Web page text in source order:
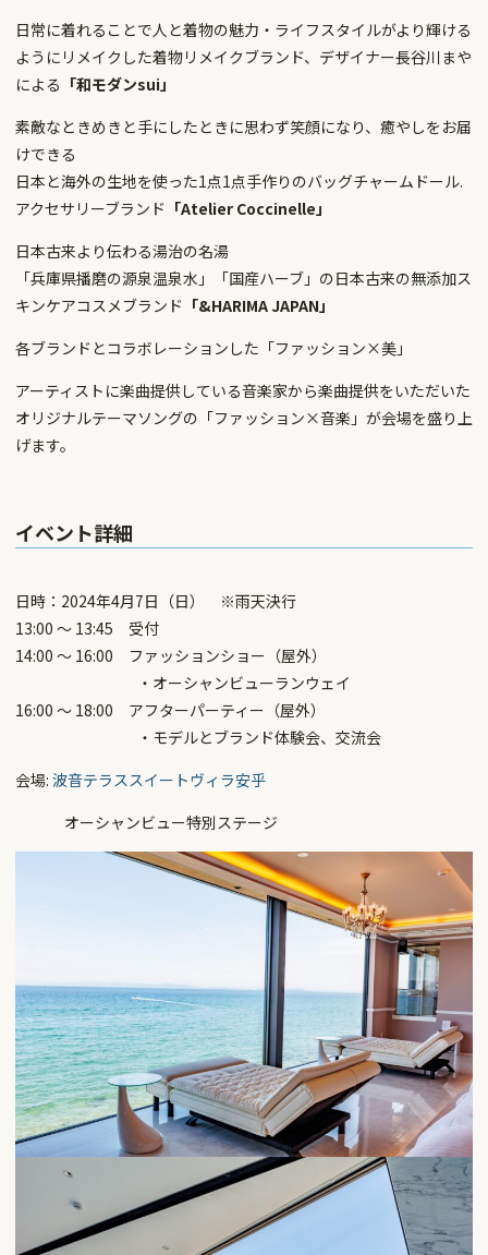
日常に着れることで人と着物の魅力・ライフスタイルがより輝ける
ようにリメイクした着物リメイクブランド、デザイナー長谷川まや
による 「和モダンsui」
素敵なときめきと手にしたときに思わず笑顔になり、癒やしをお届
けできる
日本と海外の生地を使った1点1点手作りのバッグチャームドール.
アクセサリーブランド 「Atelier Coccinelle」
日本古来より伝わる湯治の名湯
「兵庫県播磨の源泉温泉水」「国産ハーブ」の日本古来の無添加ス
キンケアコスメブランド 「&HARIMA JAPAN」
各ブランドとコラボレーションした「ファッション×美」
アーティストに楽曲提供している音楽家から楽曲提供をいただいた
オリジナルテーマソングの「ファッション×音楽」が会場を盛り上
げます。
イベント詳細
日時：2024年4月7日（日） ※雨天決行
13:00 〜 13:45 受付
14:00 〜 16:00 ファッションショー（屋外）
・オーシャンビューランウェイ
16:00 〜 18:00 アフターパーティー（屋外）
・モデルとブランド体験会、交流会
会場: 波音テラススイートヴィラ安乎
オーシャンビュー特別ステージ